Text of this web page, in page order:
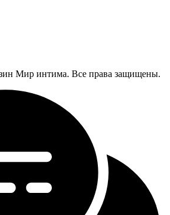
Мир интима. Все права защищены.